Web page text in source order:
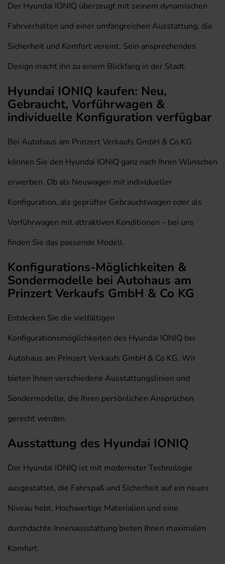
Der Hyundai IONIQ überzeugt mit seinem dynamischen
Fahrverhalten und einer umfangreichen Ausstattung, die
Sicherheit und Komfort vereint. Sein ansprechendes
Design macht ihn zu einem Blickfang in der Stadt.
Hyundai IONIQ kaufen: Neu,
Gebraucht, Vorführwagen &
individuelle Konfiguration verfügbar
Bei Autohaus am Prinzert Verkaufs GmbH & Co KG
können Sie den Hyundai IONIQ ganz nach Ihren Wünschen
erwerben. Ob als Neuwagen mit individueller
Konfiguration, als geprüfter Gebrauchtwagen oder als
Vorführwagen mit attraktiven Konditionen – bei uns
finden Sie das passende Modell.
Konfigurations-Möglichkeiten &
Sondermodelle bei Autohaus am
Prinzert Verkaufs GmbH & Co KG
Entdecken Sie die vielfältigen
Konfigurationsmöglichkeiten des Hyundai IONIQ bei
Autohaus am Prinzert Verkaufs GmbH & Co KG. Wir
bieten Ihnen verschiedene Ausstattungslinien und
Sondermodelle, die Ihren persönlichen Ansprüchen
gerecht werden.
Ausstattung des Hyundai IONIQ
Der Hyundai IONIQ ist mit modernster Technologie
ausgestattet, die Fahrspaß und Sicherheit auf ein neues
Niveau hebt. Hochwertige Materialien und eine
durchdachte Innenausstattung bieten Ihnen maximalen
Komfort.